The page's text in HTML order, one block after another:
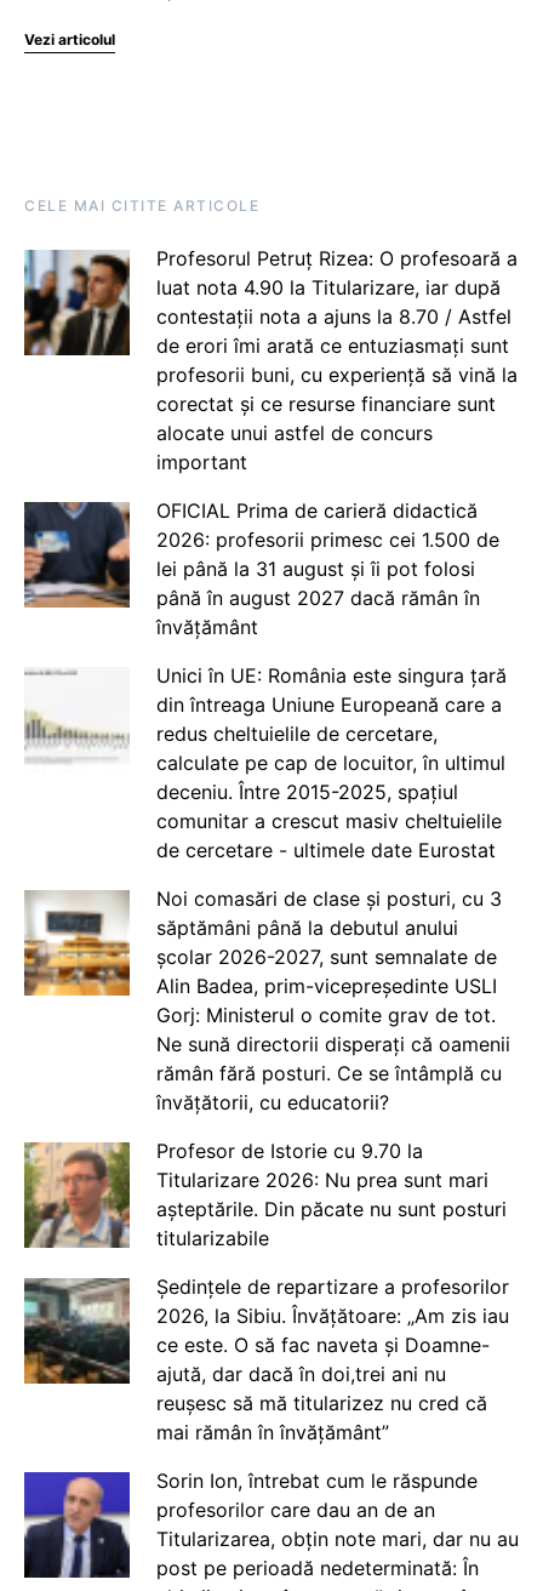
Vezi articolul
CELE MAI CITITE ARTICOLE
Profesorul Petruț Rizea: O profesoară a
luat nota 4.90 la Titularizare, iar după
contestații nota a ajuns la 8.70 / Astfel
de erori îmi arată ce entuziasmați sunt
profesorii buni, cu experiență să vină la
corectat și ce resurse financiare sunt
alocate unui astfel de concurs
important
OFICIAL Prima de carieră didactică
2026: profesorii primesc cei 1.500 de
lei până la 31 august și îi pot folosi
până în august 2027 dacă rămân în
învățământ
Unici în UE: România este singura țară
din întreaga Uniune Europeană care a
redus cheltuielile de cercetare,
calculate pe cap de locuitor, în ultimul
deceniu. Între 2015-2025, spațiul
comunitar a crescut masiv cheltuielile
de cercetare - ultimele date Eurostat
Noi comasări de clase și posturi, cu 3
săptămâni până la debutul anului
școlar 2026-2027, sunt semnalate de
Alin Badea, prim-vicepreședinte USLI
Gorj: Ministerul o comite grav de tot.
Ne sună directorii disperați că oamenii
rămân fără posturi. Ce se întâmplă cu
învățătorii, cu educatorii?
Profesor de Istorie cu 9.70 la
Titularizare 2026: Nu prea sunt mari
așteptările. Din păcate nu sunt posturi
titularizabile
Ședințele de repartizare a profesorilor
2026, la Sibiu. Învățătoare: „Am zis iau
ce este. O să fac naveta și Doamne-
ajută, dar dacă în doi,trei ani nu
reușesc să mă titularizez nu cred că
mai rămân în învățământ”
Sorin Ion, întrebat cum le răspunde
profesorilor care dau an de an
Titularizarea, obțin note mari, dar nu au
post pe perioadă nedeterminată: În